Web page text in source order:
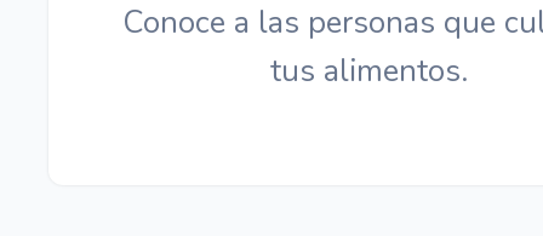
Conoce a las personas que
tus alimentos.